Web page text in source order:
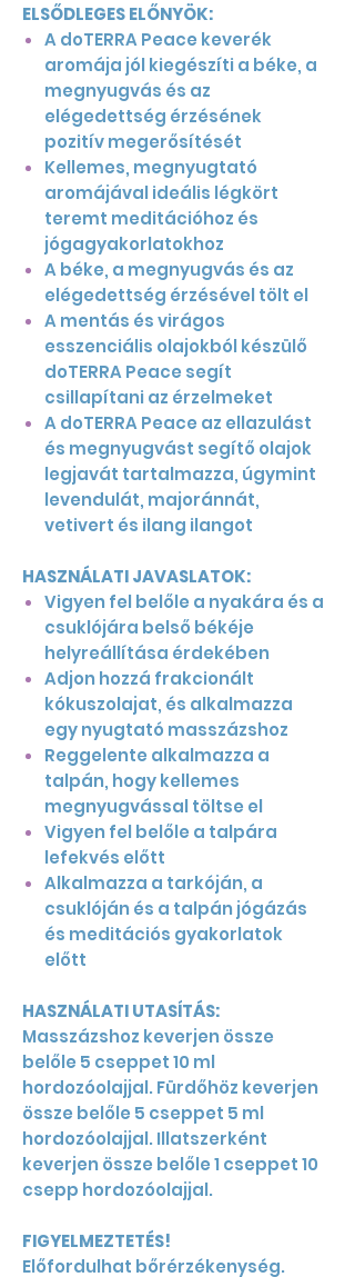
ELSŐDLEGES ELŐNYÖK:
A doTERRA Peace keverék
aromája jól kiegészíti a béke, a
megnyugvás és az
elégedettség érzésének
pozitív megerősítését
Kellemes, megnyugtató
aromájával ideális légkört
teremt meditációhoz és
jógagyakorlatokhoz
A béke, a megnyugvás és az
elégedettség érzésével tölt el
A mentás és virágos
esszenciális olajokból készülő
doTERRA Peace segít
csillapítani az érzelmeket
A doTERRA Peace az ellazulást
és megnyugvást segítő olajok
legjavát tartalmazza, úgymint
levendulát, majoránnát,
vetivert és ilang ilangot
HASZNÁLATI JAVASLATOK:
Vigyen fel belőle a nyakára és a
csuklójára belső békéje
helyreállítása érdekében
Adjon hozzá frakcionált
kókuszolajat, és alkalmazza
egy nyugtató masszázshoz
Reggelente alkalmazza a
talpán, hogy kellemes
megnyugvással töltse el
Vigyen fel belőle a talpára
lefekvés előtt
Alkalmazza a tarkóján, a
csuklóján és a talpán jógázás
és meditációs gyakorlatok
előtt
HASZNÁLATI UTASÍTÁS:
Masszázshoz keverjen össze
belőle 5 cseppet 10 ml
hordozóolajjal. Fürdőhöz keverjen
össze belőle 5 cseppet 5 ml
hordozóolajjal. Illatszerként
keverjen össze belőle 1 cseppet 10
csepp hordozóolajjal.
FIGYELMEZTETÉS!
Előfordulhat bőrérzékenység.